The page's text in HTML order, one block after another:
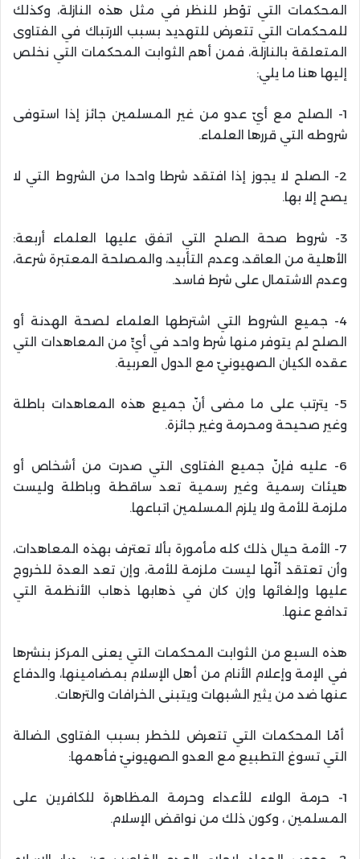
المحكمات التي تؤطر للنظر في مثل هذه النازلة، وكذلك
للمحكمات التي تتعرض للتهديد بسبب الارتباك في الفتاوى
المتعلقة بالنازلة، فمن أهم الثوابت المحكمات التي نخلص
إليها هنا ما يلي:
1- الصلح مع أيّ عدو من غير المسلمين جائز إذا استوفى
شروطه التي قررها العلماء.
2- الصلح لا يجوز إذا افتقد شرطا واحدا من الشروط التي لا
يصح إلا بها.
3- شروط صحة الصلح التي اتفق عليها العلماء أربعة:
الأهلية من العاقد، وعدم التأبيد، والمصلحة المعتبرة شرعة،
وعدم الاشتمال على شرط فاسد.
4- جميع الشروط التي اشترطها العلماء لصحة الهدنة أو
الصلح لم يتوفر منها شرط واحد في أيٍّ من المعاهدات التي
عقده الكيان الصهيونيّ مع الدول العربية.
5- يترتب على ما مضى أنّ جميع هذه المعاهدات باطلة
وغير صحيحة ومحرمة وغير جائزة.
6- عليه فإنّ جميع الفتاوى التي صدرت من أشخاص أو
هيئات رسمية وغير رسمية تعد ساقطة وباطلة وليست
ملزمة للأمة ولا يلزم المسلمين اتباعها.
7- الأمة حيال ذلك كله مأمورة بألا تعترف بهذه المعاهدات،
وأن تعتقد أنّها ليست ملزمة للأمة، وإن تعد العدة للخروج
عليها وإلغائها وإن كان في ذهابها ذهاب الأنظمة التي
تدافع عنها.
هذه السبع من الثوابت المحكمات التي يعنى المركز بنشرها
في الإمة وإعلام الأنام من أهل الإسلام بمضامينها، والدفاع
عنها ضد من يثير الشبهات ويتبنى الخرافات والترهات.
أمّا المحكمات التي تتعرض للخطر بسبب الفتاوى الضالة
التي تسوغ التطبيع مع العدو الصهيونيّ فأهمها:
1- حرمة الولاء للأعداء وحرمة المظاهرة للكافرين على
المسلمين ، وكون ذلك من نواقض الإسلام.